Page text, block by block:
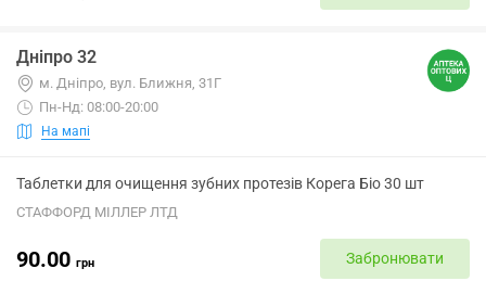
Дніпро 32
м. Дніпро, вул. Ближня, 31Г
Пн-Нд: 08:00-20:00
На мапі
Таблетки для очищення зубних протезів Корега Біо 30 шт
СТАФФОРД МІЛЛЕР ЛТД
90.00 грн Забронювати